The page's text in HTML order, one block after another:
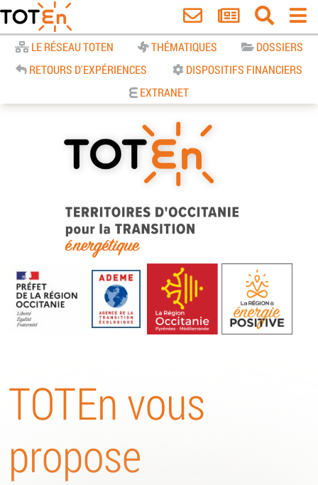
LE RÉSEAU TOTEN THÉMATIQUES
DOSSIERS
RETOURS D'EXPÉRIENCES
DISPOSITIFS FINANCIERS
EXTRANET
TOTEn Occitanie | Territoires
d’Occitanie pour la Transition
Energétique
TOTEn vous
propose